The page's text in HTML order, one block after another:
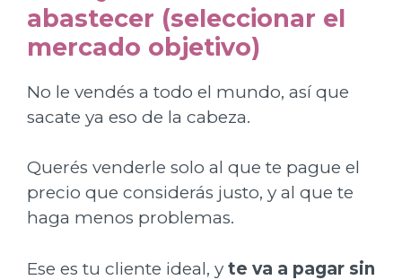
abastecer (seleccionar el
mercado objetivo)
No le vendés a todo el mundo, así que
sacate ya eso de la cabeza.
Querés venderle solo al que te pague el
precio que considerás justo, y al que te
haga menos problemas.
Ese es tu cliente ideal, y te va a pagar sin